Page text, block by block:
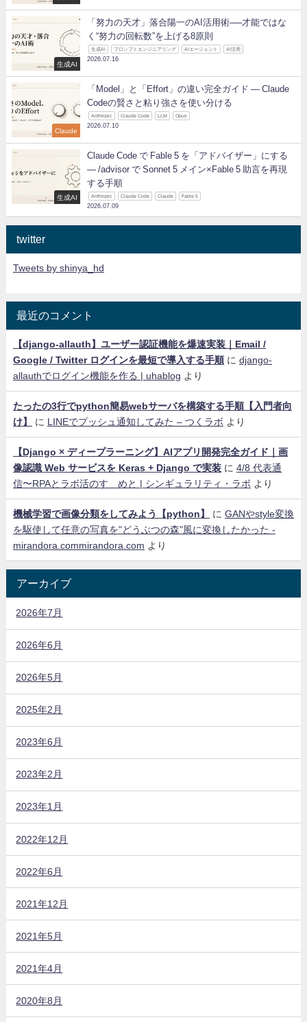
生成AI
「努力の天才」落合陽一のAI活用術──才能ではな
く“努力の回転数”を上げる8原則
生成AI プロンプトエンジニアリング AIエージェント AI活用
2026.07.16
Claude
「Model」と「Effort」の違い完全ガイド ― Claude
Codeの賢さと粘り強さを使い分ける
Anthropic Claude Code LLM Opus
2026.07.10
生成AI
Claude Code で Fable 5 を「アドバイザー」にする
— /advisor で Sonnet 5 メイン×Fable 5 助言を再現
する手順
Anthropic Claude Code Claude Fable 5
2026.07.09
twitter
Tweets by shinya_hd
最近のコメント
【django-allauth】ユーザー認証機能を爆速実装｜Email /
Google / Twitter ログインを最短で導入する手順に django-
allauthでログイン機能を作る | uhablog より
たったの3行でpython簡易webサーバを構築する手順【入門者向
け】
に LINEでプッシュ通知してみた – つくラボ より
【Django × ディープラーニング】AIアプリ開発完全ガイド｜画
像認識 Web サービスを Keras + Django で実装 に 4/8 代表通
信〜RPAとラボ活のすゝめと | シンギュラリティ・ラボ より
機械学習で画像分類をしてみよう【python】 に GANやstyle変換
を駆使して任意の写真を"どうぶつの森"風に変換したかった -
mirandora.commirandora.com より
アーカイブ
2026年7月
2026年6月
2026年5月
2025年2月
2023年6月
2023年2月
2023年1月
2022年12月
2022年6月
2021年12月
2021年5月
2021年4月
2020年8月